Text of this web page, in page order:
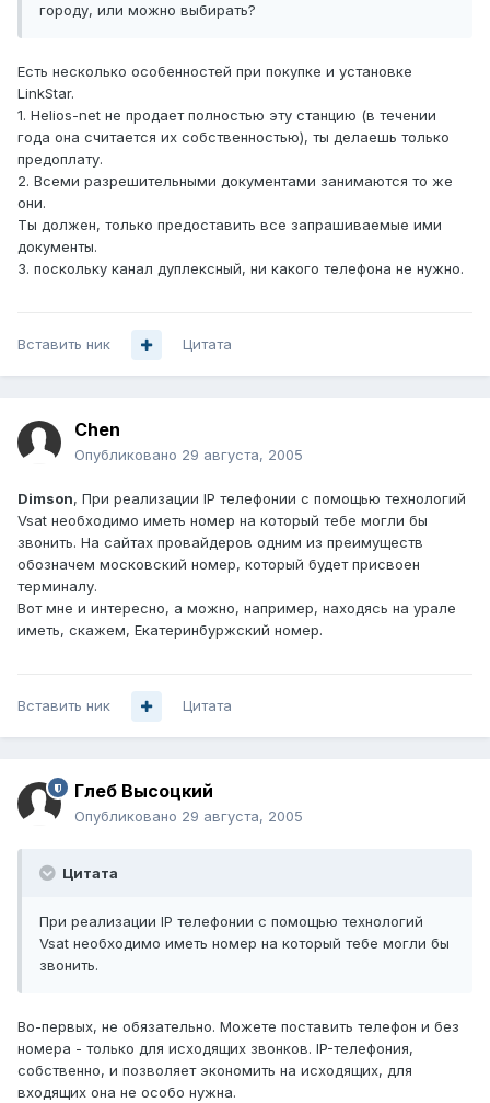
городу, или можно выбирать?
Есть несколько особенностей при покупке и установке
LinkStar.
1. Helios-net не продает полностью эту станцию (в течении
года она считается их собственностью), ты делаешь только
предоплату.
2. Всеми разрешительными документами занимаются то же
они.
Ты должен, только предоставить все запрашиваемые ими
документы.
3. поскольку канал дуплексный, ни какого телефона не нужно.
Вставить ник Цитата
Chen
Опубликовано 29 августа, 2005
Dimson, При реализации IP телефонии с помощью технологий
Vsat необходимо иметь номер на который тебе могли бы
звонить. На сайтах провайдеров одним из преимуществ
обозначем московский номер, который будет присвоен
терминалу.
Вот мне и интересно, а можно, например, находясь на урале
иметь, скажем, Екатеринбуржский номер.
Вставить ник Цитата
Глеб Высоцкий
Опубликовано 29 августа, 2005
Цитата
При реализации IP телефонии с помощью технологий
Vsat необходимо иметь номер на который тебе могли бы
звонить.
Во-первых, не обязательно. Можете поставить телефон и без
номера - только для исходящих звонков. IP-телефония,
собственно, и позволяет экономить на исходящих, для
входящих она не особо нужна.